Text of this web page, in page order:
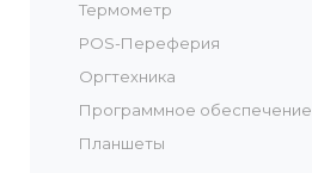
Термометр
POS-Переферия
Оргтехника
Программное обеспечение
Планшеты